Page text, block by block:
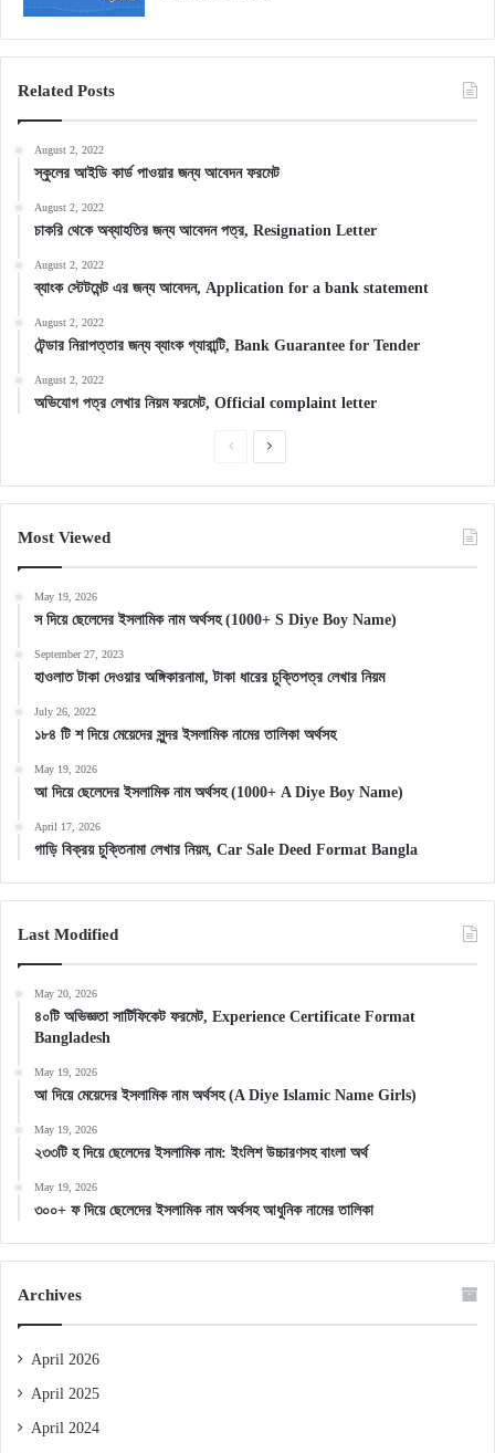
Related Posts
August 2, 2022
স্কুলের আইডি কার্ড পাওয়ার জন্য আবেদন ফরমেট
August 2, 2022
চাকরি থেকে অব্যাহতির জন্য আবেদন পত্র, Resignation Letter
August 2, 2022
ব্যাংক স্টেটমেন্ট এর জন্য আবেদন, Application for a bank statement
August 2, 2022
টেন্ডার নিরাপত্তার জন্য ব্যাংক গ্যারান্টি, Bank Guarantee for Tender
August 2, 2022
অভিযোগ পত্র লেখার নিয়ম ফরমেট, Official complaint letter
PreviousNext
Most Viewed
May 19, 2026
স দিয়ে ছেলেদের ইসলামিক নাম অর্থসহ (1000+ S Diye Boy Name)
September 27, 2023
হাওলাত টাকা দেওয়ার অঙ্গিকারনামা, টাকা ধারের চুক্তিপত্র লেখার নিয়ম
July 26, 2022
১৮৪ টি শ দিয়ে মেয়েদের সুন্দর ইসলামিক নামের তালিকা অর্থসহ
May 19, 2026
আ দিয়ে ছেলেদের ইসলামিক নাম অর্থসহ (1000+ A Diye Boy Name)
April 17, 2026
গাড়ি বিক্রয় চুক্তিনামা লেখার নিয়ম, Car Sale Deed Format Bangla
Last Modified
May 20, 2026
৪০টি অভিজ্ঞতা সার্টিফিকেট ফরমেট, Experience Certificate Format
Bangladesh
May 19, 2026
আ দিয়ে মেয়েদের ইসলামিক নাম অর্থসহ (A Diye Islamic Name Girls)
May 19, 2026
২৩৩টি হ দিয়ে ছেলেদের ইসলামিক নাম: ইংলিশ উচ্চারণসহ বাংলা অর্থ
May 19, 2026
৩০০+ ফ দিয়ে ছেলেদের ইসলামিক নাম অর্থসহ আধুনিক নামের তালিকা
Archives
April 2026
April 2025
April 2024